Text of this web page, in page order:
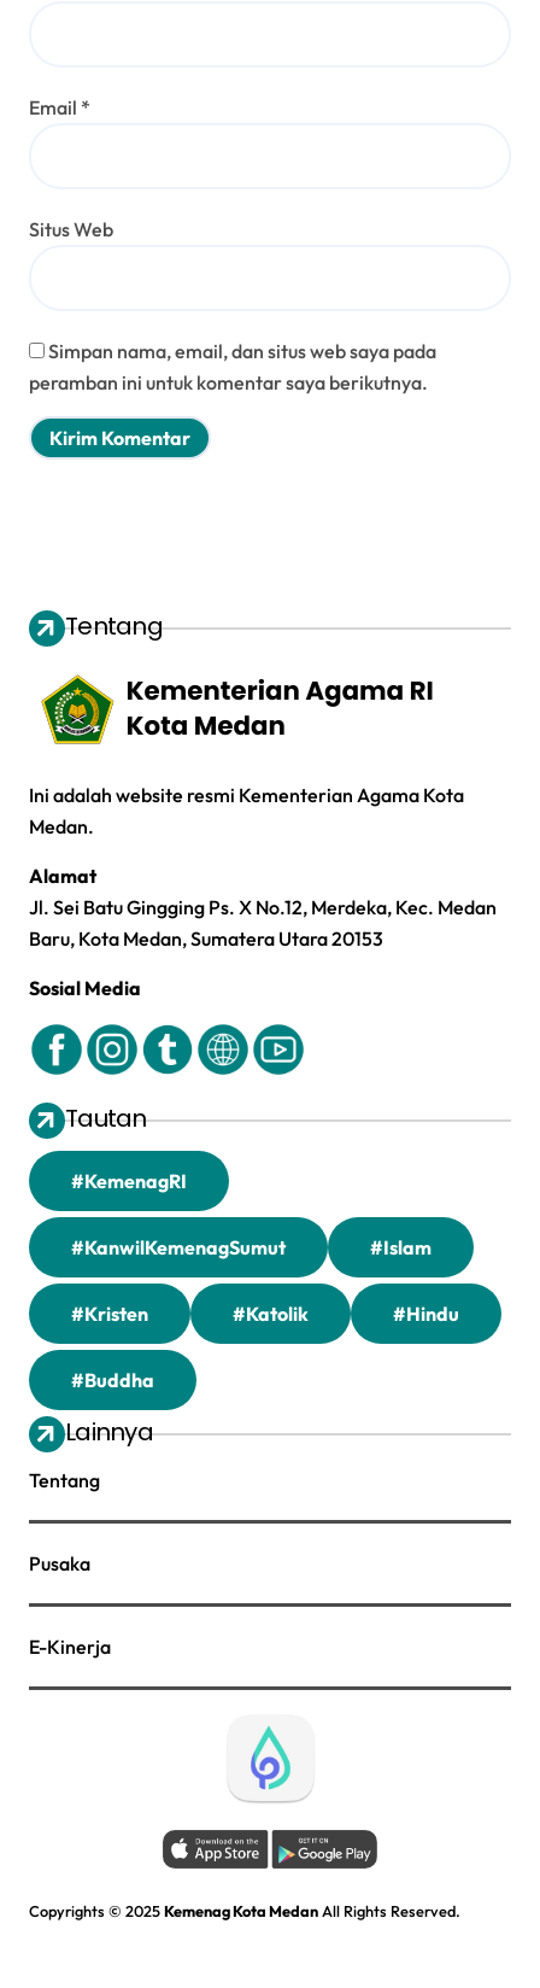
Email *
Situs Web
Simpan nama, email, dan situs web saya pada
peramban ini untuk komentar saya berikutnya.
Tentang
Ini adalah website resmi Kementerian Agama Kota
Medan.
Alamat
Jl. Sei Batu Gingging Ps. X No.12, Merdeka, Kec. Medan
Baru, Kota Medan, Sumatera Utara 20153
Sosial Media
Tautan
#KemenagRI
#KanwilKemenagSumut #Islam
#Kristen #Katolik #Hindu
#Buddha
Lainnya
Tentang
Pusaka
E-Kinerja
Copyrights © 2025Kemenag Kota Medan All Rights Reserved.